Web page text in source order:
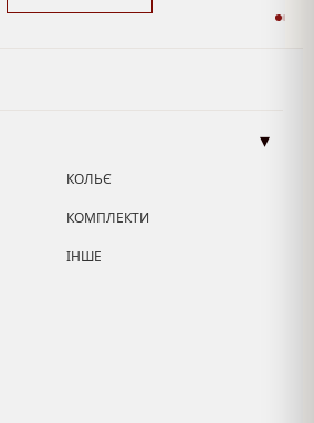
▾
КОЛЬЄ
КОМПЛЕКТИ
ІНШЕ